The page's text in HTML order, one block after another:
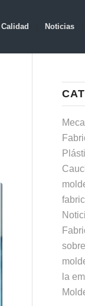
Calidad Noticias
la